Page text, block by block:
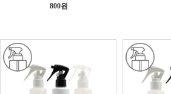
800원